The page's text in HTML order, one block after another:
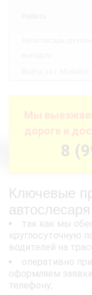
Мы
дороге и
8
Ключевые
так как мы
круглосуточную
водителей на
оперативно
оформляем
телефону;